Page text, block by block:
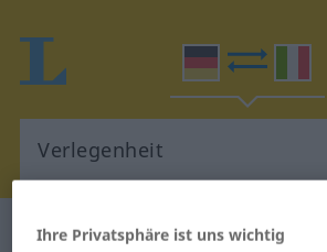
Deutsch-Italienisch Wörterbuch
Ihre Privatsphäre ist uns wichtig